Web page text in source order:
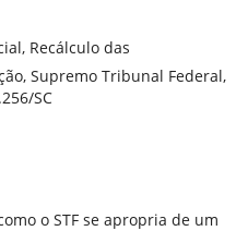
Recálculo das
Supremo Tribunal Federal,
SC
o STF se apropria de um